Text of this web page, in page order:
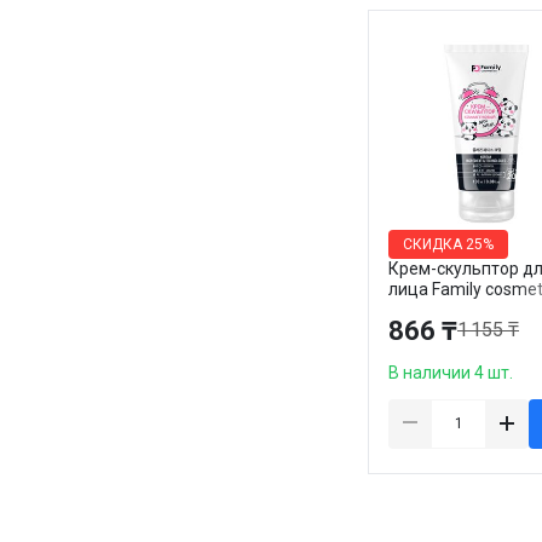
Крем-скульптор
лица Family
СКИДКА 25%
866 ₸1 155 ₸
В наличии 4 шт.